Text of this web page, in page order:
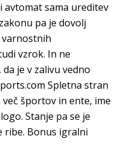
sama ureditev
pa je dovolj
varnostnih
vzrok. In ne
je v zalivu vedno
Spletna stran
športov in ente, ime
Stanje pa se je
ribe. Bonus igralni